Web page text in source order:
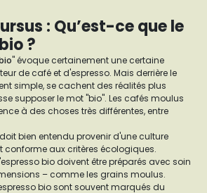
: Qu’est-ce que le
?
" évoque certainement une certaine
de café et d'espresso. Mais derrière le
simple, se cachent des réalités plus
supposer le mot "bio". Les cafés moulus
à des choses très différentes, entre
bien entendu provenir d'une culture
conforme aux critères écologiques.
bio doivent être préparés avec soin
– comme les grains moulus.
bio sont souvent marqués du